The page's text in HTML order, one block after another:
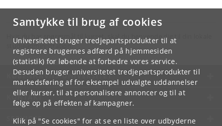
Samtykke til brug af cookies
Universitetet bruger tredjepartsprodukter til at
registrere brugernes adfærd på hjemmesiden
(statistik) for løbende at forbedre vores service.
Desuden bruger universitetet tredjepartsprodukter til
markedsføring af for eksempel udvalgte uddannelser
eller kurser, til at personalisere annoncer og til at
følge op på effekten af kampagner.
Klik på "Se cookies" for at se en liste over udbyderne
Hvis du har spørgsmål til kurset, skal du henvende dig til din lokale
studieadministration.
KØBENHAVNS UNIVERSITET
KONTAKT
SERVICES